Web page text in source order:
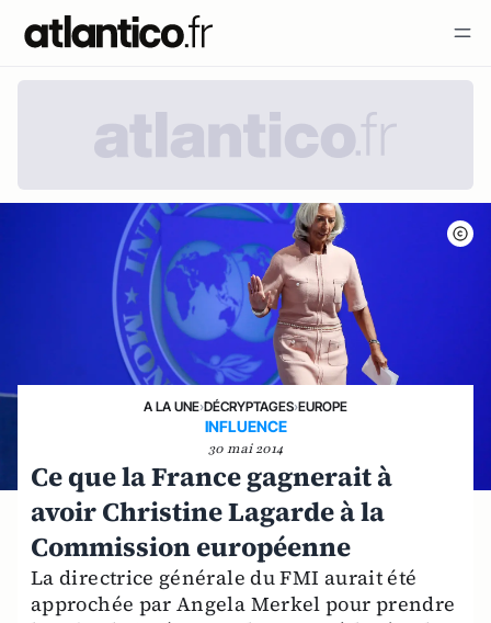
A LA UNE›DÉCRYPTAGES›EUROPE
INFLUENCE
30 mai 2014
Ce que la France gagnerait à
avoir Christine Lagarde à la
Commission européenne
La directrice générale du FMI aurait été
approchée par Angela Merkel pour prendre